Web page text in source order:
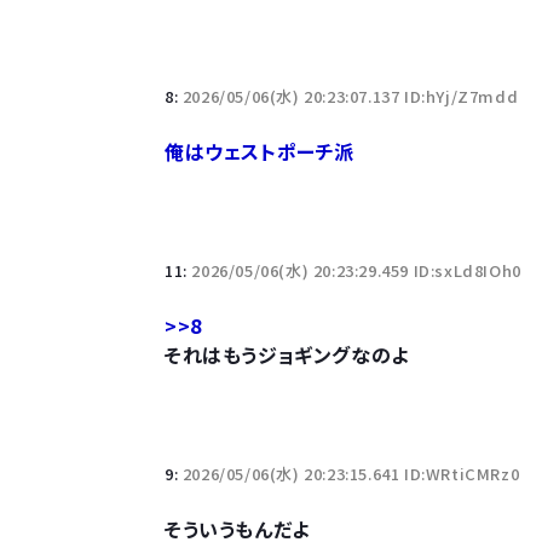
8: 2026/05/06(水) 20:23:07.137 ID:hYj/Z7mdd
俺はウェストポーチ派
11: 2026/05/06(水) 20:23:29.459 ID:sxLd8IOh0
>>8
それはもうジョギングなのよ
9: 2026/05/06(水) 20:23:15.641 ID:WRtiCMRz0
そういうもんだよ